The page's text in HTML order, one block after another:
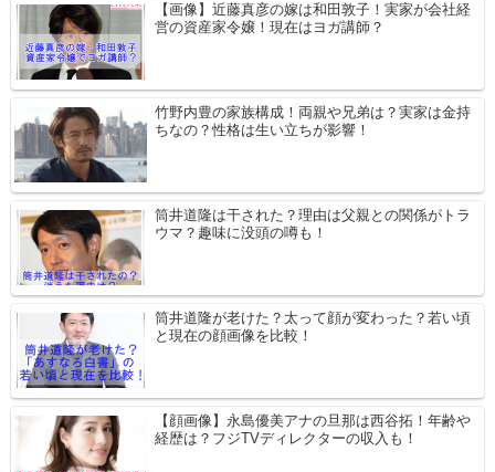
【画像】近藤真彦の嫁は和田敦子！実家が会社経
営の資産家令嬢！現在はヨガ講師？
竹野内豊の家族構成！両親や兄弟は？実家は金持
ちなの？性格は生い立ちが影響！
筒井道隆は干された？理由は父親との関係がトラ
ウマ？趣味に没頭の噂も！
筒井道隆が老けた？太って顔が変わった？若い頃
と現在の顔画像を比較！
【顔画像】永島優美アナの旦那は西谷拓！年齢や
経歴は？フジTVディレクターの収入も！